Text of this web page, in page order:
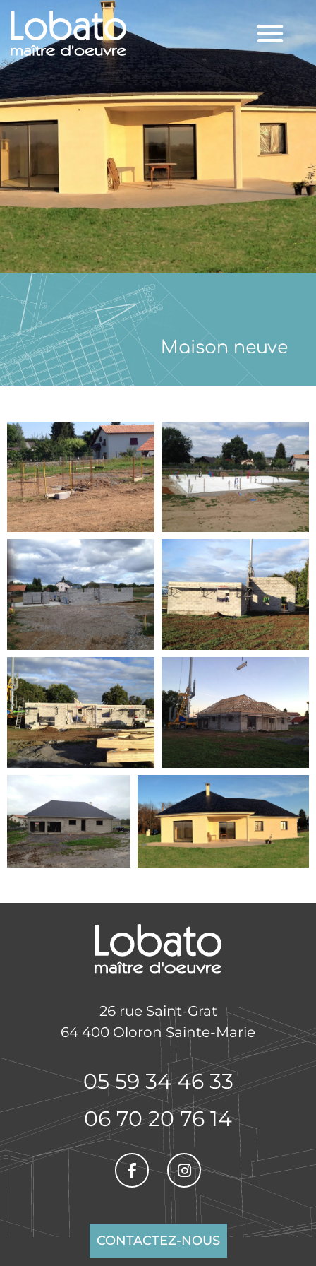
Maison neuve
26 rue Saint-Grat
64 400 Oloron Sainte-Marie
05 59 34 46 33
06 70 20 76 14
CONTACTEZ-NOUS